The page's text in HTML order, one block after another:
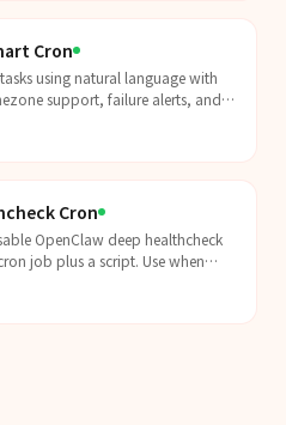
Cron
using natural language with
support, failure alerts, and
Cron
OpenClaw deep healthcheck
job plus a script. Use when